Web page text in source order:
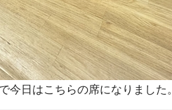
今日はこちらの席になりました。